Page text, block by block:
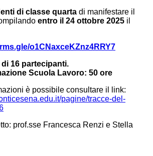
di classe quarta di manifestare il
entro il 24 ottobre 2025 il
o1CNaxceKZnz4RRY7
16 partecipanti.
Scuola Lavoro: 50 ore
è possibile consultare il link:
pagine/tracce-del-
prof.sse Francesca Renzi e Stella